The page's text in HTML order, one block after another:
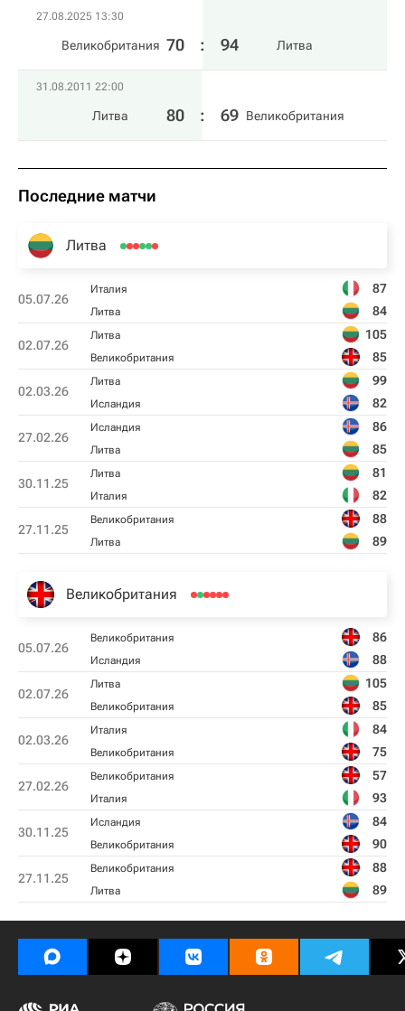
27.08.2025 13:30
Великобритания 70 : 94 Литва
31.08.2011 22:00
Литва 80 : 69 Великобритания
Последние матчи
Литва
05.07.26
Италия 87
Литва 84
02.07.26
Литва 105
Великобритания 85
02.03.26
Литва 99
Исландия 82
27.02.26
Исландия 86
Литва 85
30.11.25
Литва 81
Италия 82
27.11.25
Великобритания 88
Литва 89
Великобритания
05.07.26
Великобритания 86
Исландия 88
02.07.26
Литва 105
Великобритания 85
02.03.26
Италия 84
Великобритания 75
27.02.26
Великобритания 57
Италия 93
30.11.25
Исландия 84
Великобритания 90
27.11.25
Великобритания 88
Литва 89